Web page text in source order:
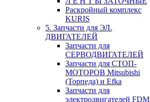
Раскройный комплекс
KURIS
5. Запчасти для ЭЛ.
ДВИГАТЕЛЕЙ
Запчасти для
СЕРВОДВИГАТЕЛЕЙ
Запчасти для СТОП-
МОТОРОВ Mitsubishi
(Торпеда) и Efka
Запчасти для
электродвигателей FDM